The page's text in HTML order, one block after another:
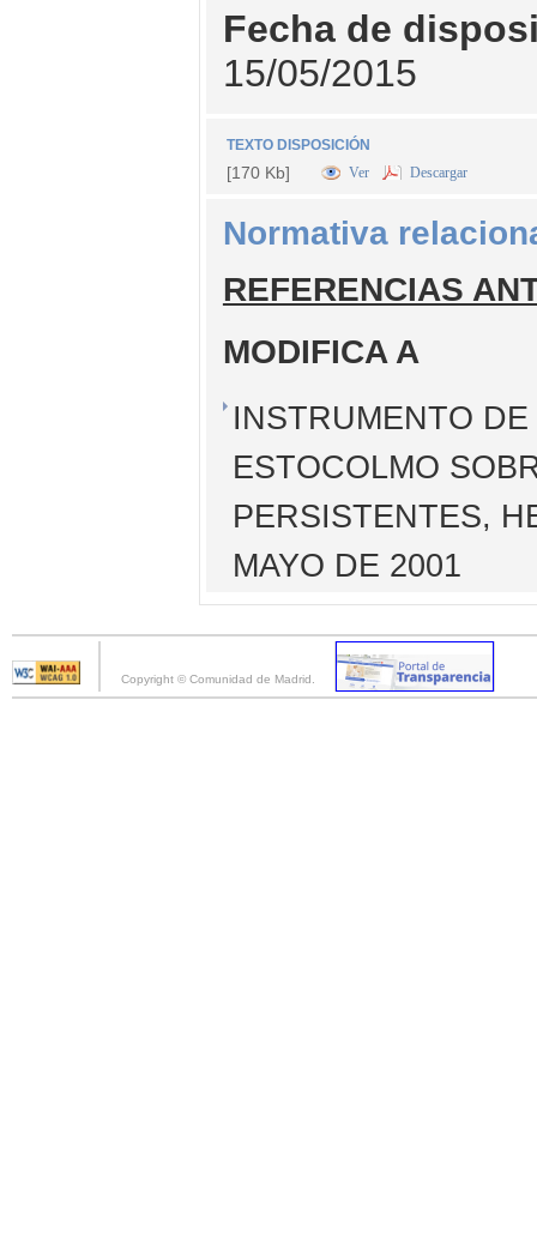
Fecha de
15/05/2015
TEXTO DISPOSICIÓN
[170 Kb] Ver Descargar
Normativa
REFERENCIAS
MODIFICA A
INSTRUMENTO
ESTOCOLMO
PERSISTENTES,
MAYO DE 2001
Copyright © Comunidad de Madrid.